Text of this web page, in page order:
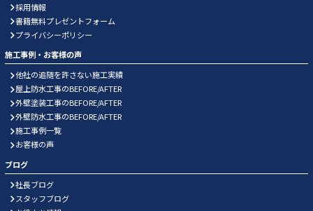
採用情報
書籍無料プレゼントフォーム
プライバシーポリシー
施工事例・お客様の声
他社の追随を許さない施工実績
屋上防水工事のBEFORE/AFTER
外壁塗装工事のBEFORE/AFTER
外壁防水工事のBEFORE/AFTER
施工事例一覧
お客様の声
ブログ
社長ブログ
スタッフブログ